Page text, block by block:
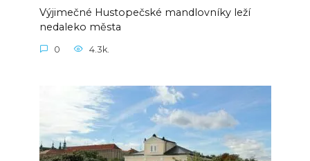
Výjimečné Hustopečské mandlovníky leží
nedaleko města
0 4.3k.